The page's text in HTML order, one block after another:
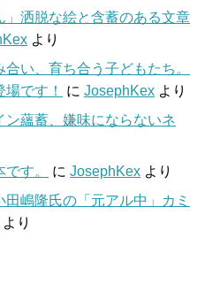
」洒脱な絵と含蓄のある文章
より
い、育ち合う子どもたち。
です！
に JosephKex より
ン蘊蓄、嫌味にならないネ
す。
に JosephKex より
嶋隆氏の「元アル中」カミ
より